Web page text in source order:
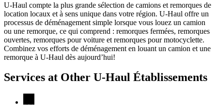
U-Haul compte la plus grande sélection de camions et remorques de
location locaux et à sens unique dans votre région. U-Haul offre un
processus de déménagement simple lorsque vous louez un camion
ou une remorque, ce qui comprend : remorques fermées, remorques
ouvertes, remorques pour voiture et remorques pour motocyclette.
Combinez vos efforts de déménagement en louant un camion et une
remorque à U-Haul dès aujourd’hui!
Services at Other U-Haul Établissements